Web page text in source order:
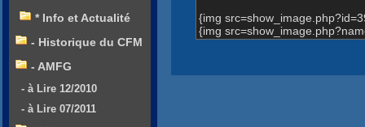
{img
{img
* Info et Actualité
- Historique du CFM
- AMFG
- à Lire 12/2010
- à Lire 07/2011